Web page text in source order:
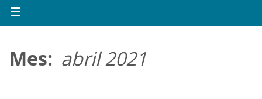
Mes: abril 2021